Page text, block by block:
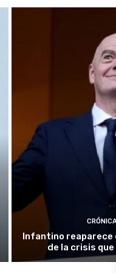
Infantino reaparece
de la crisis que